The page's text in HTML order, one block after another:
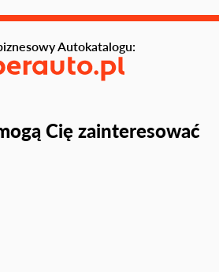
Cię zainteresować
Autokatalogu: